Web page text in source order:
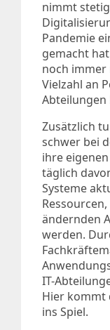
nimmt
Pandemie
gemacht
noch immer
Vielzahl an
Zusätzlich
schwer bei
ihre
täglich
Systeme
ändernden
werden.
IT-
Hier kommt
ins Spiel.